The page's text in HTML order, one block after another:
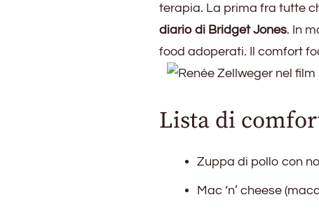
terapia. La prima fra tutte
diario di Bridget Jones. In
food adoperati. Il comfort
Lista di
Zuppa di pollo con
Mac ‘n’ cheese